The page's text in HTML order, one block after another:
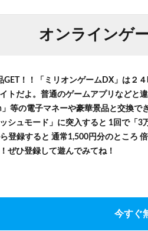
オンラインゲ
GET！！「ミリオンゲームDX」は２
トだよ。普通のゲームアプリなどと
等の電子マネーや豪華景品と交換で
シュモード」に突入すると 1回で「3
登録すると 通常1,500円分のところ
ぜひ登録して遊んでみてね！
今すぐ